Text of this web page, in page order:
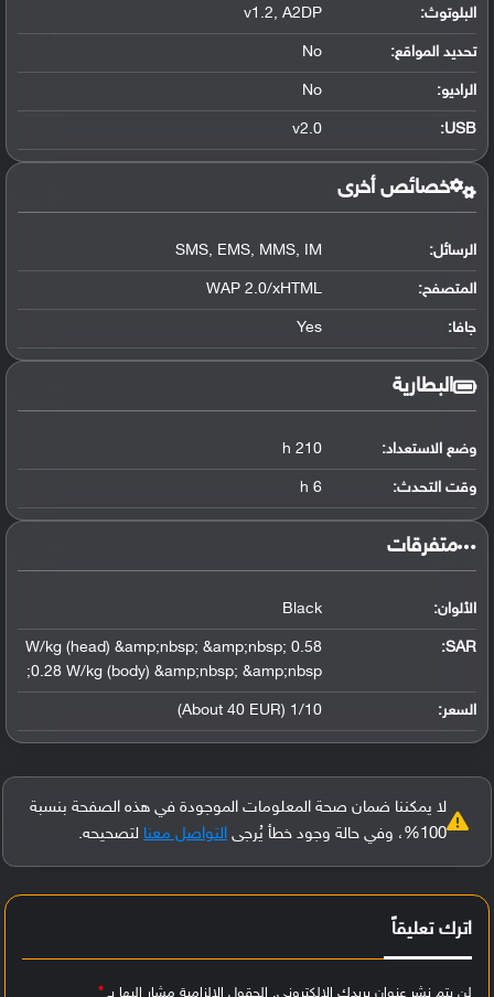
البلوتوث:
v1.2, A2DP
تحديد المواقع:
No
الراديو: No
USB
:
v2.0
خصائص أخرى
الرسائل: SMS, EMS, MMS, IM
المتصفح: WAP 2.0/xHTML
جافا: Yes
البطارية
وضع الاستعداد: 210 h
وقت التحدث: 6 h
‏متفرقات‏
الألوان: Black
SAR
:
0.58 W/kg (head) &amp;nbsp; &amp;nbsp;
0.28 W/kg (body) &amp;nbsp; &amp;nbsp;
السعر: 1/10 (About 40 EUR)
لا يمكننا ضمان صحة المعلومات الموجودة في هذه الصفحة بنسبة
100%، وفي حالة وجود خطأ يُرجى
التواصل معنا لتصحيحه.
اترك تعليقاً